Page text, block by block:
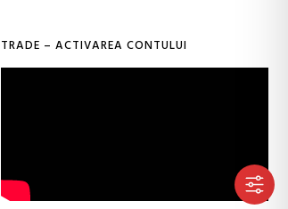
TRADE – ACTIVAREA CONTULUI